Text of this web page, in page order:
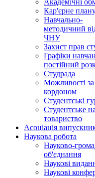
Академічні
Кар'єрне
Навчально-
методичний
ЧНУ
Захист прав
Графіки
постійний
Студрада
Можливості за
кордоном
Студентські
Студентське
товариство
Асоціація
Наукова робота
Науково-
об'єднання
Наукові
Наукові